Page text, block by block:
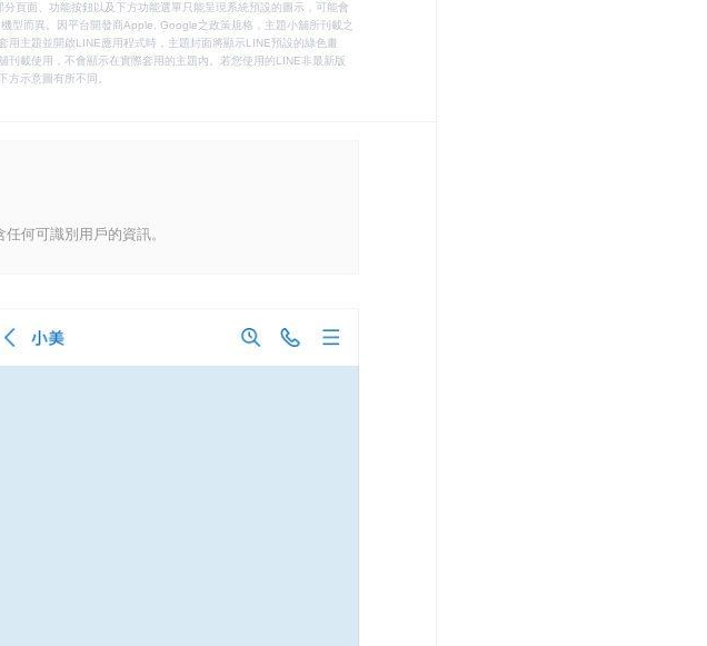
頁面、功能按鈕以及下方功能選單只能呈現系統預設的圖示，可能會
型而異。因平台開發商Apple, Google之政策規格，主題小舖所刊載之
用主題並開啟LINE應用程式時，主題封面將顯示LINE預設的綠色畫
刊載使用，不會顯示在實際套用的主題內。若您使用的LINE非最新版
方示意圖有所不同。
何可識別用戶的資訊。